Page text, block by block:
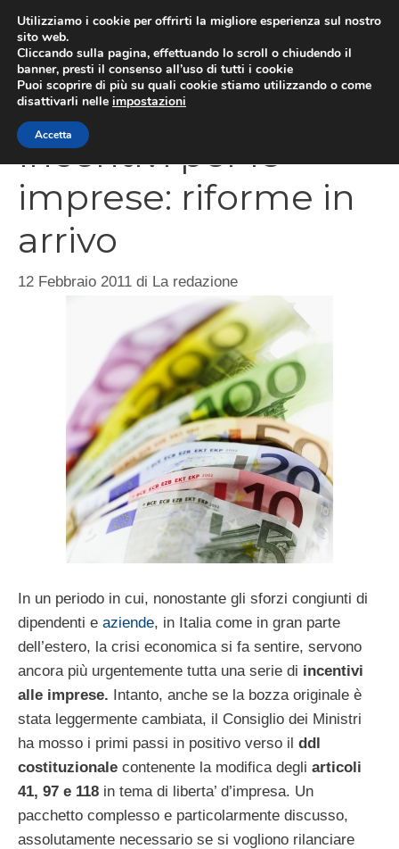
contenuto
Incentivi per le
imprese: riforme in
arrivo
12 Febbraio 2011 di La redazione
In un periodo in cui, nonostante gli sforzi congiunti di
dipendenti e aziende, in Italia come in gran parte
dell’estero, la crisi economica si fa sentire, servono
ancora più urgentemente tutta una serie di incentivi
alle imprese. Intanto, anche se la bozza originale è
stata leggermente cambiata, il Consiglio dei Ministri
ha mosso i primi passi in positivo verso il ddl
costituzionale contenente la modifica degli articoli
41, 97 e 118 in tema di liberta’ d’impresa. Un
pacchetto complesso e particolarmente discusso,
assolutamente necessario se si vogliono rilanciare
Utilizziamo i cookie per offrirti la migliore esperienza sul nostro
sito web.
Cliccando sulla pagina, effettuando lo scroll o chiudendo il
banner, presti il consenso all’uso di tutti i cookie
Puoi scoprire di più su quali cookie stiamo utilizzando o come
disattivarli nelle impostazioni
Accetta